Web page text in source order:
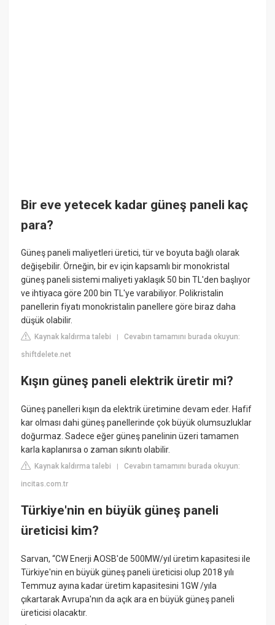
Bir eve yetecek kadar güneş paneli kaç
para?
Güneş paneli maliyetleri üretici, tür ve boyuta bağlı olarak
değişebilir. Örneğin, bir ev için kapsamlı bir monokristal
güneş paneli sistemi maliyeti yaklaşık 50 bin TL'den başlıyor
ve ihtiyaca göre 200 bin TL'ye varabiliyor. Polikristalin
panellerin fiyatı monokristalin panellere göre biraz daha
düşük olabilir.
Kaynak kaldırma talebi |Cevabın tamamını burada okuyun:
shiftdelete.net
Kışın güneş paneli elektrik üretir mi?
Güneş panelleri kışın da elektrik üretimine devam eder. Hafif
kar olması dahi güneş panellerinde çok büyük olumsuzluklar
doğurmaz. Sadece eğer güneş panelinin üzeri tamamen
karla kaplanırsa o zaman sıkıntı olabilir.
Kaynak kaldırma talebi |Cevabın tamamını burada okuyun:
incitas.com.tr
Türkiye'nin en büyük güneş paneli
üreticisi kim?
Sarvan, “CW Enerji AOSB'de 500MW/yıl üretim kapasitesi ile
Türkiye'nin en büyük güneş paneli üreticisi olup 2018 yılı
Temmuz ayına kadar üretim kapasitesini 1GW /yıla
çıkartarak Avrupa'nın da açık ara en büyük güneş paneli
üreticisi olacaktır.